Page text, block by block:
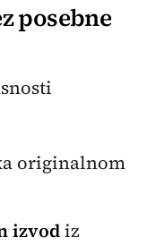
posebne
originalnom
izvodiz